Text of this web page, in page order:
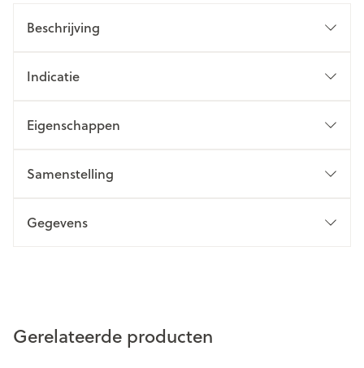
Beschrijving
Indicatie
Eigenschappen
Samenstelling
Gegevens
Gerelateerde producten